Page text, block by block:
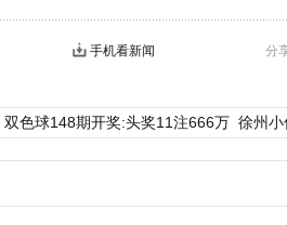
分
手机看新闻
双色球148期开奖:头奖11注666万 徐州